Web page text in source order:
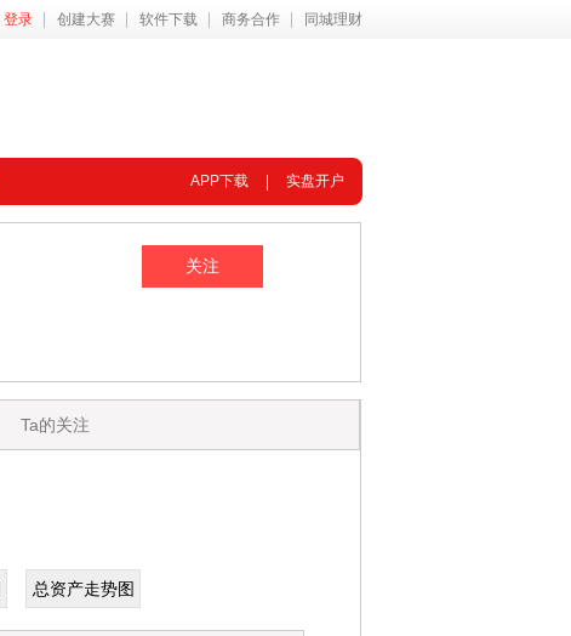
登录 创建大赛 软件下载 商务合作 同城理财
APP下载 实盘开户
Ta的关注
总资产走势图